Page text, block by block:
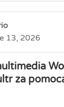
13, 2026
za